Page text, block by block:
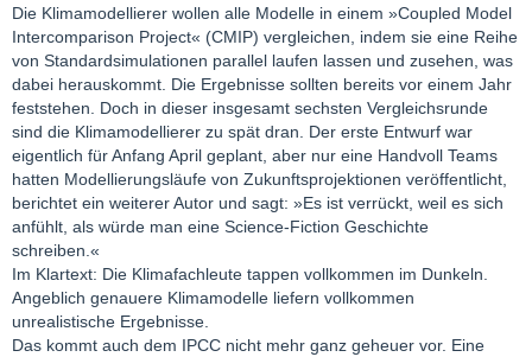
Die Klimamodellierer wollen alle Modelle in einem »Coupled Model
Intercomparison Project« (CMIP) vergleichen, indem sie eine Reihe
von Standardsimulationen parallel laufen lassen und zusehen, was
dabei herauskommt. Die Ergebnisse sollten bereits vor einem Jahr
feststehen. Doch in dieser insgesamt sechsten Vergleichsrunde
sind die Klimamodellierer zu spät dran. Der erste Entwurf war
eigentlich für Anfang April geplant, aber nur eine Handvoll Teams
hatten Modellierungsläufe von Zukunftsprojektionen veröffentlicht,
berichtet ein weiterer Autor und sagt: »Es ist verrückt, weil es sich
anfühlt, als würde man eine Science-Fiction Geschichte
schreiben.«
Im Klartext: Die Klimafachleute tappen vollkommen im Dunkeln.
Angeblich genauere Klimamodelle liefern vollkommen
unrealistische Ergebnisse.
Das kommt auch dem IPCC nicht mehr ganz geheuer vor. Eine